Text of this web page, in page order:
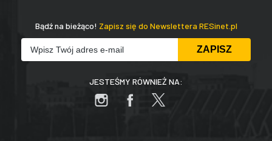
Bądź na bieżąco! Zapisz się do Newslettera RESinet.pl
JESTEŚMY RÓWNIEŻ NA: